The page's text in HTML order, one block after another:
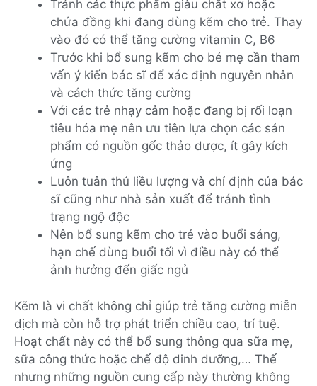
Tránh các thực phẩm giàu chất xơ hoặc
chứa đồng khi đang dùng kẽm cho trẻ. Thay
vào đó có thể tăng cường vitamin C, B6
Trước khi bổ sung kẽm cho bé mẹ cần tham
vấn ý kiến bác sĩ để xác định nguyên nhân
và cách thức tăng cường
Với các trẻ nhạy cảm hoặc đang bị rối loạn
tiêu hóa mẹ nên ưu tiên lựa chọn các sản
phẩm có nguồn gốc thảo dược, ít gây kích
ứng
Luôn tuân thủ liều lượng và chỉ định của bác
sĩ cũng như nhà sản xuất để tránh tình
trạng ngộ độc
Nên bổ sung kẽm cho trẻ vào buổi sáng,
hạn chế dùng buổi tối vì điều này có thể
ảnh hưởng đến giấc ngủ
Kẽm là vi chất không chỉ giúp trẻ tăng cường miễn
dịch mà còn hỗ trợ phát triển chiều cao, trí tuệ.
Hoạt chất này có thể bổ sung thông qua sữa mẹ,
sữa công thức hoặc chế độ dinh dưỡng,… Thế
nhưng những nguồn cung cấp này thường không